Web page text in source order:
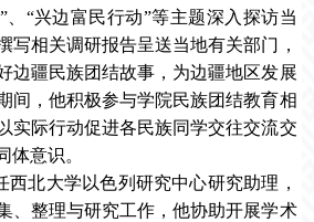
“兴边富民行动”等主题深入探访当
写相关调研报告呈送当地有关部门，
边疆民族团结故事，为边疆地区发展
间，他积极参与学院民族团结教育相
实际行动促进各民族同学交往交流交
体意识。
西北大学以色列研究中心研究助理，
、整理与研究工作，他协助开展学术